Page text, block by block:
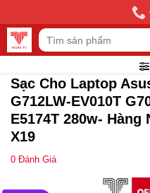
to
content
Tìm
kiếm:
Sạc Cho Laptop
G712LW-EV010T
E5174T 280w- Hàng
X19
0 Đánh Giá